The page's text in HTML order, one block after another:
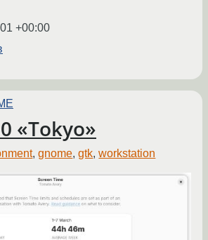
+00:00
«Tokyo»
,gnome,gtk,workstation